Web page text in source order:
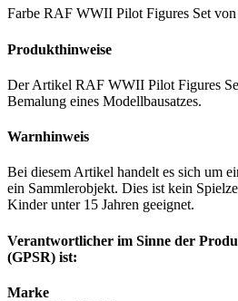
Farbe RAF WWII Pilot Figures Set
Produkthinweise
Der Artikel RAF WWII Pilot Figures
Bemalung eines Modellbausatzes.
Warnhinweis
Bei diesem Artikel handelt es sich um
ein Sammlerobjekt. Dies ist kein
Kinder unter 15 Jahren geeignet.
Verantwortlicher im Sinne der
(GPSR) ist:
Marke